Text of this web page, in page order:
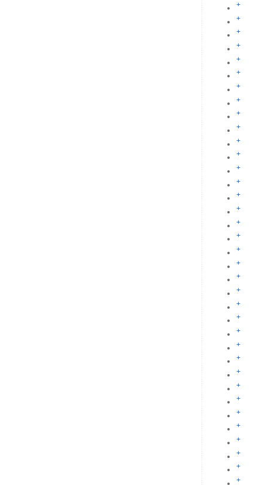
+
+
+
+
+
+
+
+
+
+
+
+
+
+
+
+
+
+
+
+
+
+
+
+
+
+
+
+
+
+
+
+
+
+
+
+